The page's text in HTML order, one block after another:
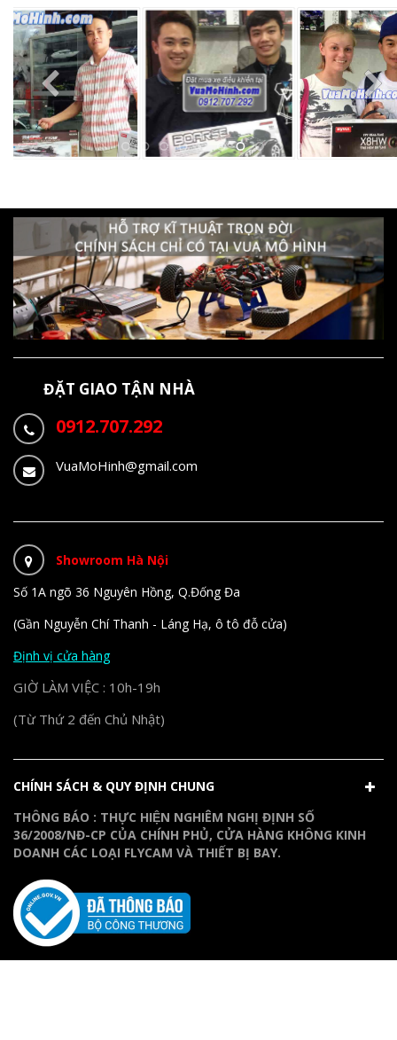
ĐẶT GIAO TẬN NHÀ
0912.707.292
VuaMoHinh@gmail.com
Showroom Hà Nội
Số 1A ngõ 36 Nguyên Hồng, Q.Đống Đa
(Gần Nguyễn Chí Thanh - Láng Hạ, ô tô đỗ cửa)
Định vị cửa hàng
GIỜ LÀM VIỆC : 10h-19h
(Từ Thứ 2 đến Chủ Nhật)
CHÍNH SÁCH & QUY ĐỊNH CHUNG
THÔNG BÁO : THỰC HIỆN NGHIÊM NGHỊ ĐỊNH SỐ
36/2008/NĐ-CP CỦA CHÍNH PHỦ, CỬA HÀNG KHÔNG KINH
DOANH CÁC LOẠI FLYCAM VÀ THIẾT BỊ BAY.